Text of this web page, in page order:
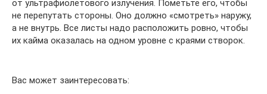
от ультрафиолетового излучения. Пометьте его, чтобы
не перепутать стороны. Оно должно «смотреть» наружу,
а не внутрь. Все листы надо расположить ровно, чтобы
их кайма оказалась на одном уровне с краями створок.
Вас может заинтересовать: